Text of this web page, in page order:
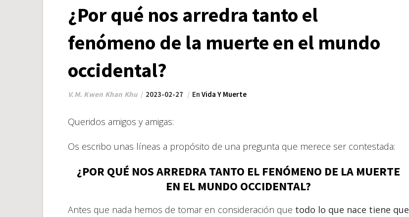
¿Por qué nos arredra tanto el
fenómeno de la muerte en el mundo
occidental?
V.M. Kwen Khan Khu 2023-02-27 En Vida Y Muerte
Queridos amigos y amigas:
Os escribo unas líneas a propósito de una pregunta que merece ser contestada:
¿POR QUÉ NOS ARREDRA TANTO EL FENÓMENO DE LA MUERTE
EN EL MUNDO OCCIDENTAL?
Antes que nada hemos de tomar en consideración que todo lo que nace tiene que